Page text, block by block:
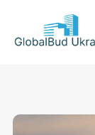
GLOBALBUD